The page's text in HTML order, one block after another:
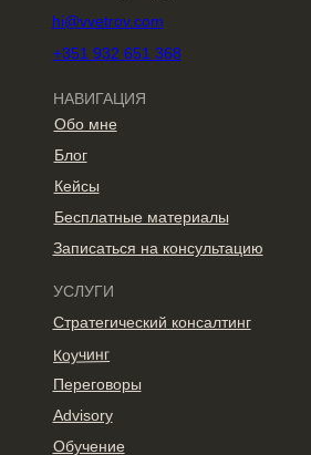
+351 932 651 368
hi@vvetrov.com
НАВИГАЦИЯ
Обучение
Advisory
Переговоры
Коучинг
Стратегический консалтинг
Обо мне
УСЛУГИ
Бесплатные материалы
Кейсы
Блог
Записаться на консультацию